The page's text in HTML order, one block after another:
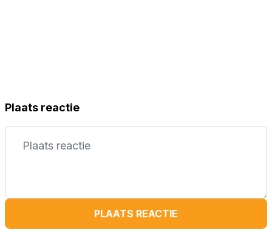
Plaats reactie
PLAATS REACTIE